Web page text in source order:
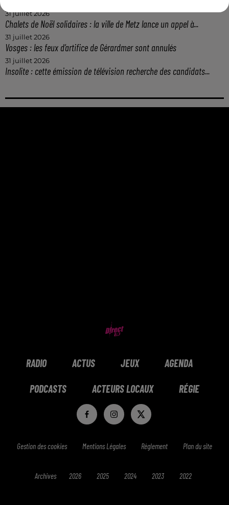
31 juillet 2026
Chalets de Noël solidaires : la ville de Metz lance un appel à...
31 juillet 2026
Vosges : les feux d’artifice de Gérardmer sont annulés
31 juillet 2026
Insolite : cette émission de télévision recherche des candidats...
RADIO ACTUS JEUX AGENDA
PODCASTS ACTEURS LOCAUX RÉGIE
Gestion des cookies Mentions Légales Réglement Plan du site
Archives 2026 2025 2024 2023 2022